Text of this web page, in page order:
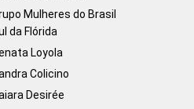
Mulheres do Brasil
da Flórida
Loyola
Colicino
Desirée